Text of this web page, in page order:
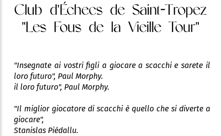
Club d'Échecs de Saint-Tropez
"Les Fous de la Vieille Tour"
"Insegnate ai vostri figli a giocare a scacchi e sarete il
loro futuro", Paul Morphy.
il loro futuro", Paul Morphy.
"Il miglior giocatore di scacchi è quello che si diverte a
giocare",
Stanislas Piédallu.